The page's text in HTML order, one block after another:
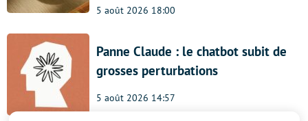
5 août 2026 18:00
Panne Claude : le chatbot subit de
grosses perturbations
5 août 2026 14:57